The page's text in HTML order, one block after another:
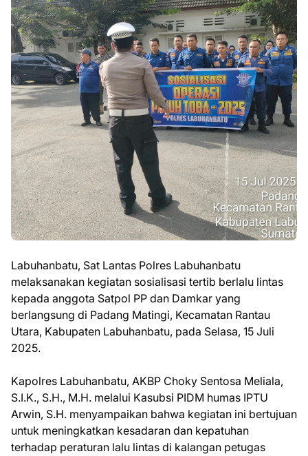
Labuhanbatu, Sat Lantas Polres Labuhanbatu
melaksanakan kegiatan sosialisasi tertib berlalu lintas
kepada anggota Satpol PP dan Damkar yang
berlangsung di Padang Matingi, Kecamatan Rantau
Utara, Kabupaten Labuhanbatu, pada Selasa, 15 Juli
2025.
Kapolres Labuhanbatu, AKBP Choky Sentosa Meliala,
S.I.K., S.H., M.H. melalui Kasubsi PIDM humas IPTU
Arwin, S.H. menyampaikan bahwa kegiatan ini bertujuan
untuk meningkatkan kesadaran dan kepatuhan
terhadap peraturan lalu lintas di kalangan petugas